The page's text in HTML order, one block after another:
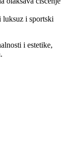
luksuz i sportski
i estetike,